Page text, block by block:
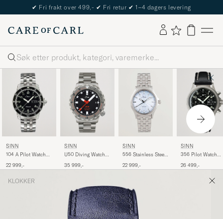
The Care of Carl Passport
Søk
SINN
104 A Pilot Watch
Black
22 999,-
SINN
U50 Diving Watch
35 999,-
SINN
556 Stainless Steel
Blue
22 999,-
SINN
356 Pilot Watch
26 499,-
KLOKKER